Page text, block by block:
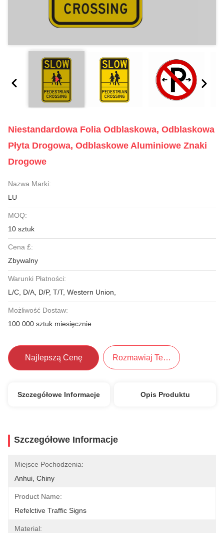
Niestandardowa Folia Odblaskowa, Odblaskowa
Płyta Drogowa, Odblaskowe Aluminiowe Znaki
Drogowe
Nazwa Marki:
LU
MOQ:
10 sztuk
Cena £:
Zbywalny
Warunki Płatności:
L/C, D/A, D/P, T/T, Western Union,
Możliwość Dostaw:
100 000 sztuk miesięcznie
Najlepszą Cenę Rozmawiaj Teraz.
Szczegółowe Informacje Opis Produktu
Szczegółowe Informacje
Miejsce Pochodzenia:
Anhui, Chiny
Product Name:
Refelctive Traffic Signs
Material: